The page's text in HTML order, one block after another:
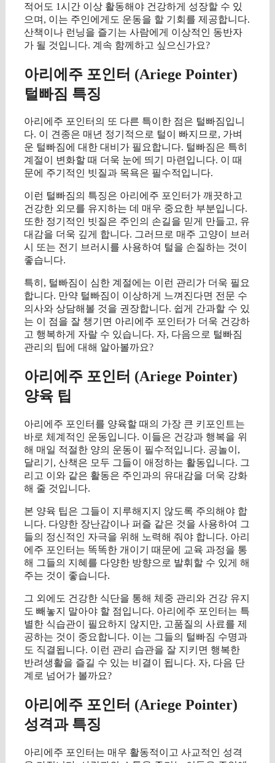
적어도 1시간 이상 활동해야 건강하게 성장할 수 있
으며, 이는 주인에게도 운동을 할 기회를 제공합니다.
산책이나 런닝을 즐기는 사람에게 이상적인 동반자
가 될 것입니다. 계속 함께하고 싶으신가요?
아리에주 포인터 (Ariege Pointer)
털빠짐 특징
아리에주 포인터의 또 다른 특이한 점은 털빠짐입니
다. 이 견종은 매년 정기적으로 털이 빠지므로, 가벼
운 털빠짐에 대한 대비가 필요합니다. 털빠짐은 특히
계절이 변화할 때 더욱 눈에 띄기 마련입니다. 이 때
문에 주기적인 빗질과 목욕은 필수적입니다.
이런 털빠짐의 특징은 아리에주 포인터가 깨끗하고
건강한 외모를 유지하는 데 매우 중요한 부분입니다.
또한 정기적인 빗질은 주인의 손길을 믿게 만들고, 유
대감을 더욱 깊게 합니다. 그러므로 매주 고양이 브러
시 또는 전기 브러시를 사용하여 털을 손질하는 것이
좋습니다.
특히, 털빠짐이 심한 계절에는 이런 관리가 더욱 필요
합니다. 만약 털빠짐이 이상하게 느껴진다면 전문 수
의사와 상담해볼 것을 권장합니다. 쉽게 간과할 수 있
는 이 점을 잘 챙기면 아리에주 포인터가 더욱 건강하
고 행복하게 자랄 수 있습니다. 자, 다음으로 털빠짐
관리의 팁에 대해 알아볼까요?
아리에주 포인터 (Ariege Pointer)
양육 팁
아리에주 포인터를 양육할 때의 가장 큰 키포인트는
바로 체계적인 운동입니다. 이들은 건강과 행복을 위
해 매일 적절한 양의 운동이 필수적입니다. 공놀이,
달리기, 산책은 모두 그들이 애정하는 활동입니다. 그
리고 이와 같은 활동은 주인과의 유대감을 더욱 강화
해 줄 것입니다.
본 양육 팁은 그들이 지루해지지 않도록 주의해야 합
니다. 다양한 장난감이나 퍼즐 같은 것을 사용하여 그
들의 정신적인 자극을 위해 노력해 줘야 합니다. 아리
에주 포인터는 똑똑한 개이기 때문에 교육 과정을 통
해 그들의 지혜를 다양한 방향으로 발휘할 수 있게 해
주는 것이 좋습니다.
그 외에도 건강한 식단을 통해 체중 관리와 건강 유지
도 빼놓지 말아야 할 점입니다. 아리에주 포인터는 특
별한 식습관이 필요하지 않지만, 고품질의 사료를 제
공하는 것이 중요합니다. 이는 그들의 털빠짐 수명과
도 직결됩니다. 이런 관리 습관을 잘 지키면 행복한
반려생활을 즐길 수 있는 비결이 됩니다. 자, 다음 단
계로 넘어가 볼까요?
아리에주 포인터 (Ariege Pointer)
성격과 특징
아리에주 포인터는 매우 활동적이고 사교적인 성격